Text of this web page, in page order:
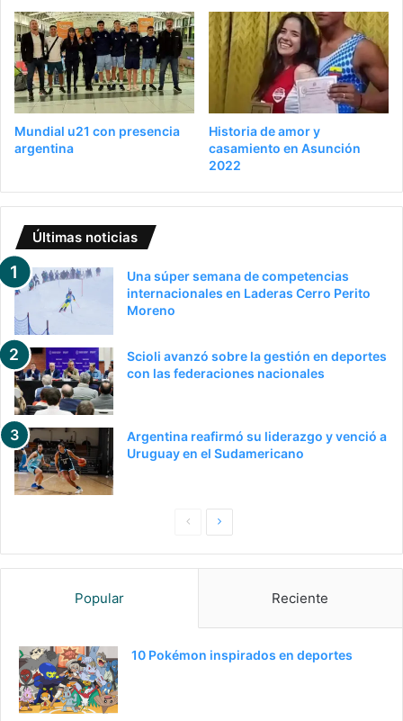
Mundial u21 con presencia
argentina
Historia de amor y
casamiento en Asunción
2022
Últimas noticias
Una súper semana de competencias
internacionales en Laderas Cerro Perito
Moreno
Scioli avanzó sobre la gestión en deportes
con las federaciones nacionales
Argentina reafirmó su liderazgo y venció a
Uruguay en el Sudamericano
PaginaSiguiente
Popular Reciente
10 Pokémon inspirados en deportes